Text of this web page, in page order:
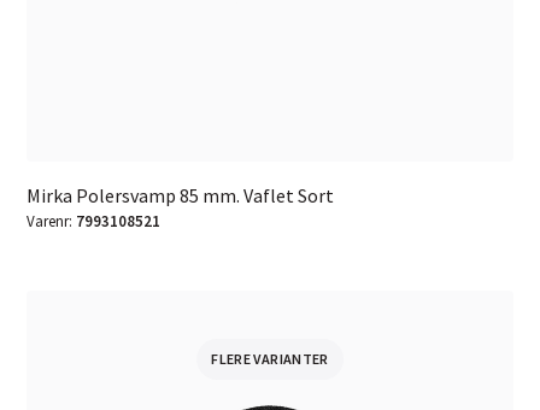
Mirka Polersvamp 85 mm. Vaflet Sort
Varenr: 7993108521
FLERE VARIANTER